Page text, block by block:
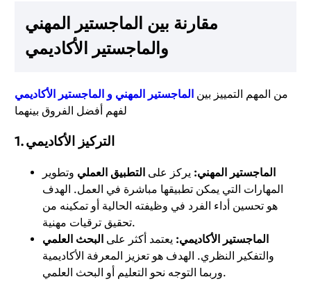
مقارنة بين الماجستير المهني
والماجستير الأكاديمي
من المهم التمييز بين الماجستير المهني و الماجستير الأكاديمي
لفهم أفضل الفروق بينهما
1. التركيز الأكاديمي
الماجستير المهني: يركز على التطبيق العملي وتطوير
المهارات التي يمكن تطبيقها مباشرة في العمل. الهدف
هو تحسين أداء الفرد في وظيفته الحالية أو تمكينه من
تحقيق ترقيات مهنية.
الماجستير الأكاديمي: يعتمد أكثر على البحث العلمي
والتفكير النظري. الهدف هو تعزيز المعرفة الأكاديمية
وربما التوجه نحو التعليم أو البحث العلمي.